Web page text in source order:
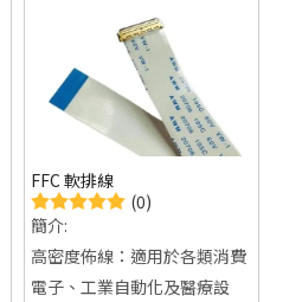
FFC 軟排線
(0)
簡介:
高密度佈線：適用於各類消費
電子、工業自動化及醫療設